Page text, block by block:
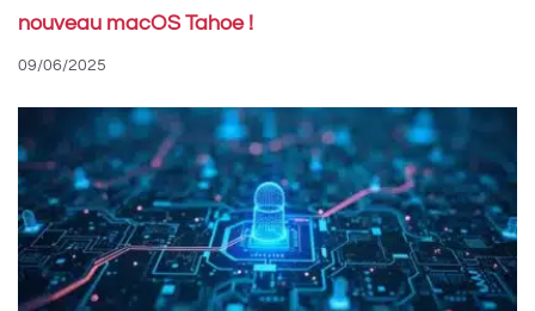
nouveau macOS Tahoe !
09/06/2025